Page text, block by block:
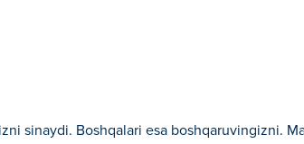
sinaydi. Boshqalari esa boshqaruvingizni.